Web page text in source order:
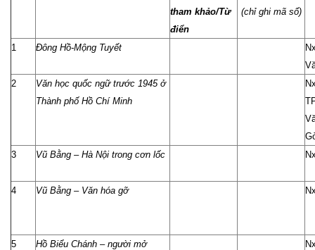
tham khảo/Từ
điển
(chỉ ghi mã số)
1 Đông Hồ-Mộng Tuyết
2
Văn học quốc ngữ trước 1945 ở
Thành phố Hồ Chí Minh
3
Vũ Bằng – Hà Nội trong cơn lốc
4 Vũ Bằng – Văn hóa gỡ
5
Hồ Biểu Chánh – người mở